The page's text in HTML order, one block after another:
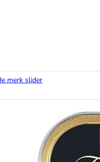
merk slider